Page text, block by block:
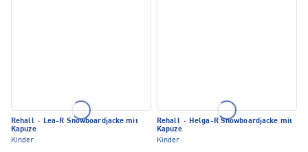
Rehall · Lea-R Snowboardjacke mit
Kapuze
Kinder
Rehall · Helga-R Snowboardjacke mit
Kapuze
Kinder